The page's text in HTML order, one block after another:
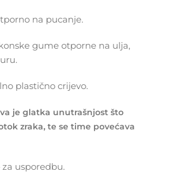
na pucanje.
gume otporne na ulja,
plastično crijevo.
je glatka unutrašnjost što
zraka, te se time povećava
usporedbu.